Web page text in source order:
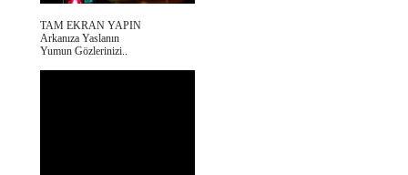
TAM EKRAN YAPIN
Arkanıza Yaslanın
Yumun Gözlerinizi..